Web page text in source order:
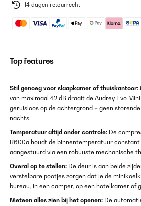
14 dagen retourrecht
Top features
Stil genoeg voor slaapkamer of thuiskantoor:
van maximaal 42 dB draait de Audrey Evo
geruisloos op de achtergrond – geen
nachts.
Temperatuur altijd onder controle: De
R600a houdt de binnentemperatuur constant
aangestuurd via een robuuste mechanische
Overal op te stellen: De deur is aan beide
verstelbare pootjes zorgen dat je de
bureau, in een camper, op een hotelkamer of
Meteen alles zien bij het openen: De